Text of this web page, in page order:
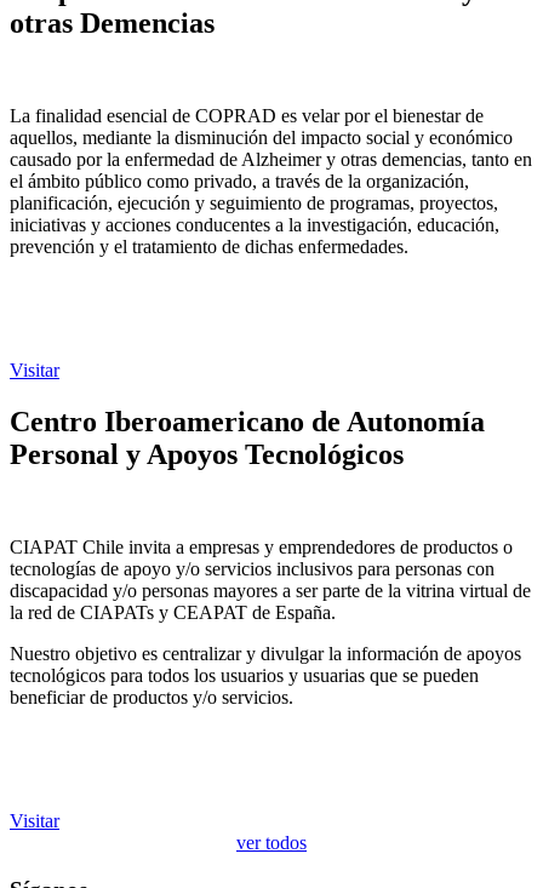
otras Demencias
La finalidad esencial de COPRAD es velar por el bienestar de
aquellos, mediante la disminución del impacto social y económico
causado por la enfermedad de Alzheimer y otras demencias, tanto en
el ámbito público como privado, a través de la organización,
planificación, ejecución y seguimiento de programas, proyectos,
iniciativas y acciones conducentes a la investigación, educación,
prevención y el tratamiento de dichas enfermedades.
Visitar
Centro Iberoamericano de Autonomía
Personal y Apoyos Tecnológicos
CIAPAT Chile invita a empresas y emprendedores de productos o
tecnologías de apoyo y/o servicios inclusivos para personas con
discapacidad y/o personas mayores a ser parte de la vitrina virtual de
la red de CIAPATs y CEAPAT de España.
Nuestro objetivo es centralizar y divulgar la información de apoyos
tecnológicos para todos los usuarios y usuarias que se pueden
beneficiar de productos y/o servicios.
Visitar
ver todos